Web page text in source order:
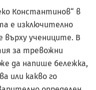
Константинов“ в
е изключително
върху учениците. В
за тревожни
да напише бележка,
или какво го